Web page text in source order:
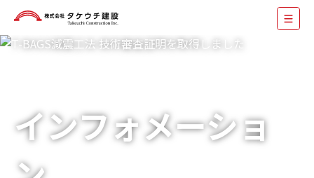
インフォメーショ